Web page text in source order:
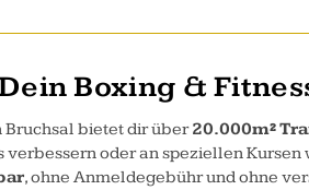
Boxing &
Bruchsal bietet dir über20.000m²
oder an speziellen
, ohne Anmeldegebühr und ohne